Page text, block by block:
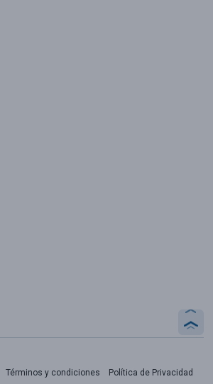
Términos y condiciones Política de Privacidad